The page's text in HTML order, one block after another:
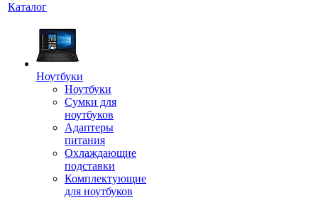
Каталог
Ноутбуки
Ноутбуки
Сумки для
ноутбуков
Адаптеры
питания
Охлаждающие
подставки
Комплектующие
для ноутбуков